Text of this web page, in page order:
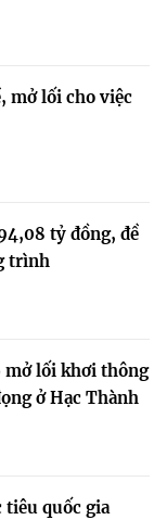
mở lối cho việc
tỷ đồng, đề
trình
mở lối khơi thông
ở Hạc Thành
quốc gia